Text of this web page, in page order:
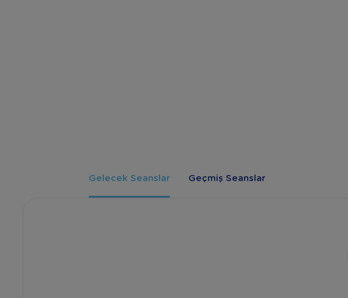
Gelecek Seanslar Geçmiş Seanslar